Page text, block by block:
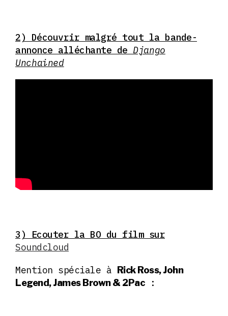
2) Découvrir malgré tout la bande-
annonce alléchante de Django
Unchained
3) Ecouter la BO du film sur
Soundcloud
Mention spéciale à
Rick Ross, John
Legend, James Brown & 2Pac: